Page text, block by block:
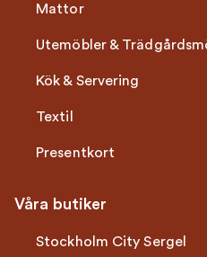
Mattor
Utemöbler &
Kök & Servering
Textil
Presentkort
Våra butiker
Stockholm City Sergel